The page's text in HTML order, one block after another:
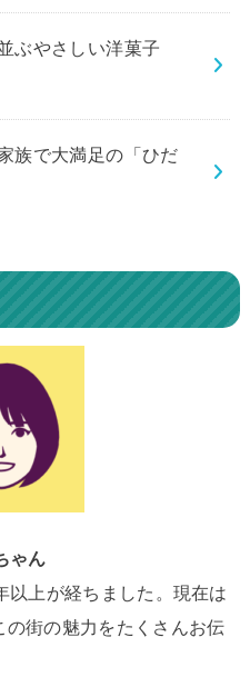
ぶやさしい洋菓子
族で大満足の「ひだ
ゃん
以上が経ちました。現在は
街の魅力をたくさんお伝